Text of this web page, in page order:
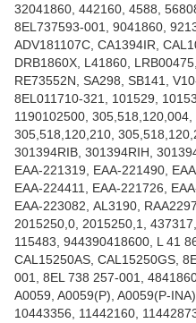
32041860, 442160, 4588,
8EL737593-001, 9041860,
ADV181107C, CA1394IR,
DRB1860X, L41860,
RE73552N, SA298, SB141,
8EL011710-321, 101529,
1190102500,
305,518,120,210,
301394RIB, 301394RIH,
ЕАА-221319, ЕАА-221490,
ЕАА-224411, ЕАА-221726,
ЕАА-223082, AL3190,
2015250,0, 2015250,1,
115483, 944390418600, L 41
CAL15250AS, CAL15250GS,
001, 8EL 738 257-001,
A0059, A0059(P), A0059(P-
10443356, 11442160,